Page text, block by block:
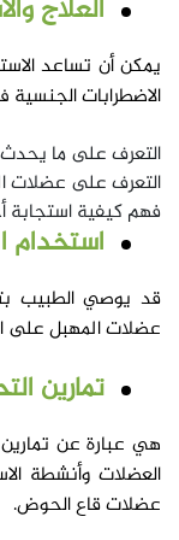
العلاج
يمكن أن تساعد
الاضطرابات الجنسية
التعرف على ما يحدث
التعرف على عضلات
فهم كيفية استجابة
استخدام
قد يوصي الطبيب
عضلات المهبل على
تمارين
هي عبارة عن
العضلات وأنشطة
عضلات قاع الحوض.